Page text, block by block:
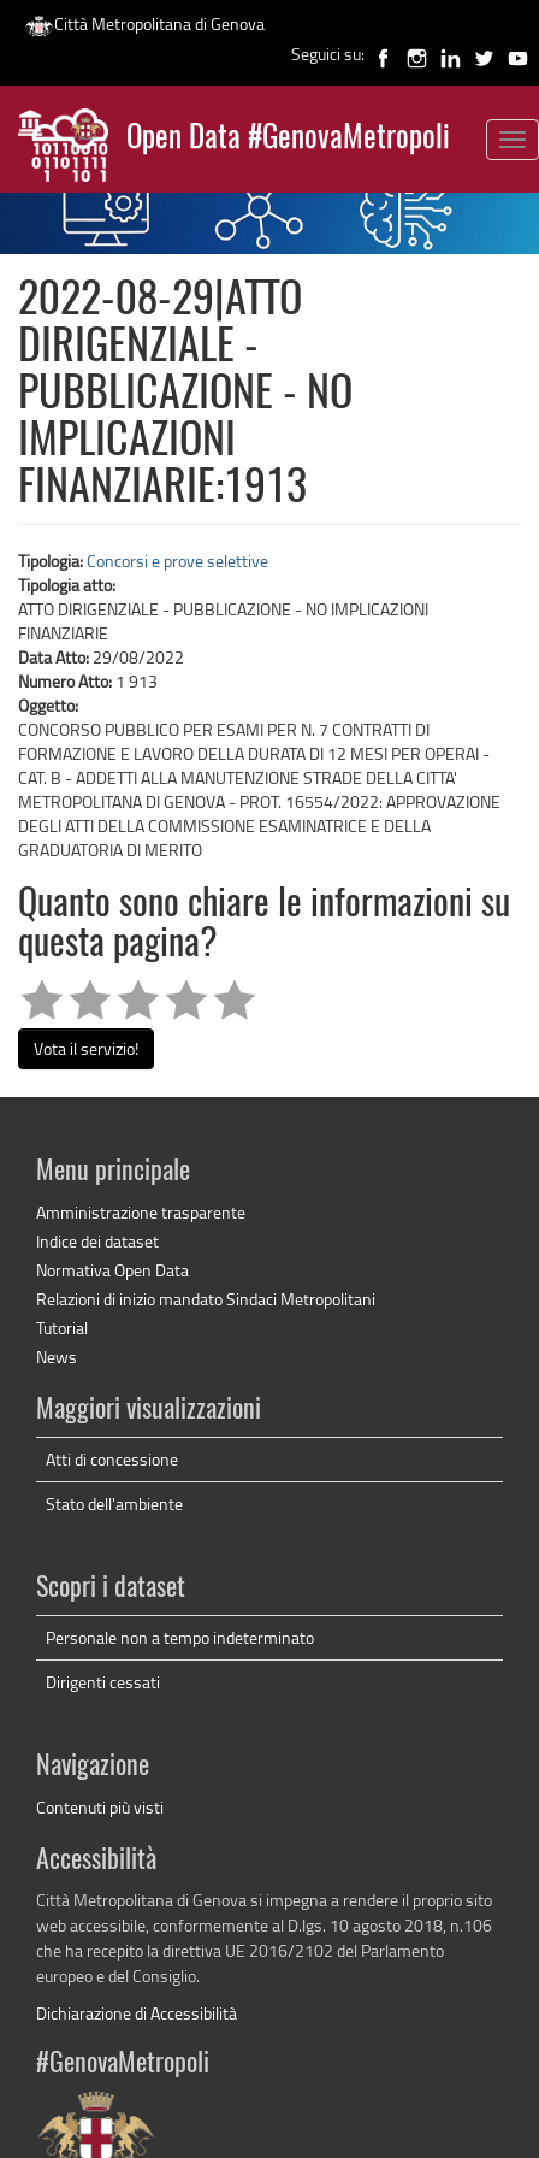
Salta
contenuto
principale
Città Metropolitana di Genova
Seguici su:
Open Data #GenovaMetropoli
News
2022-08-29|ATTO
DIRIGENZIALE -
PUBBLICAZIONE - NO
IMPLICAZIONI
FINANZIARIE:1913
Tipologia:Concorsi e prove selettive
Tipologia atto:
ATTO DIRIGENZIALE - PUBBLICAZIONE - NO IMPLICAZIONI
FINANZIARIE
Data Atto: 29/08/2022
Numero Atto: 1 913
Oggetto:
CONCORSO PUBBLICO PER ESAMI PER N. 7 CONTRATTI DI
FORMAZIONE E LAVORO DELLA DURATA DI 12 MESI PER OPERAI -
CAT. B - ADDETTI ALLA MANUTENZIONE STRADE DELLA CITTA'
METROPOLITANA DI GENOVA - PROT. 16554/2022: APPROVAZIONE
DEGLI ATTI DELLA COMMISSIONE ESAMINATRICE E DELLA
GRADUATORIA DI MERITO
Quanto sono chiare le informazioni su
questa pagina?
Vota il servizio!
Menu principale
Amministrazione trasparente
Indice dei dataset
Normativa Open Data
Relazioni di inizio mandato Sindaci Metropolitani
Tutorial
News
Maggiori visualizzazioni
Atti di concessione
Stato dell'ambiente
Scopri i dataset
Personale non a tempo indeterminato
Dirigenti cessati
Navigazione
Contenuti più visti
Accessibilità
Città Metropolitana di Genova si impegna a rendere il proprio sito
web accessibile, conformemente al D.lgs. 10 agosto 2018, n.106
che ha recepito la direttiva UE 2016/2102 del Parlamento
europeo e del Consiglio.
Dichiarazione di Accessibilità
#GenovaMetropoli